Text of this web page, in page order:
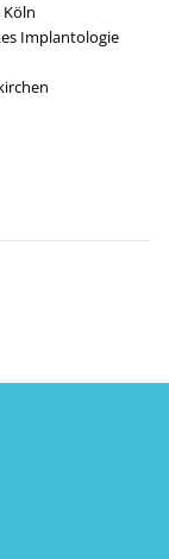
Implantologie